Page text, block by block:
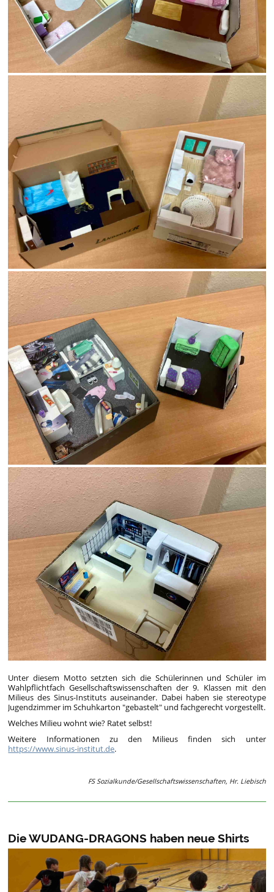
Unter diesem Motto setzten sich die Schülerinnen und Schüler im
Wahlpflichtfach Gesellschaftswissenschaften der 9. Klassen mit den
Milieus des Sinus-Instituts auseinander. Dabei haben sie stereotype
Jugendzimmer im Schuhkarton "gebastelt" und fachgerecht vorgestellt.
Welches Milieu wohnt wie? Ratet selbst!
Weitere Informationen zu den Milieus finden sich unter
https://www.sinus-institut.de.
FS Sozialkunde/Gesellschaftswissenschaften, Hr. Liebisch
Die WUDANG-DRAGONS haben neue Shirts